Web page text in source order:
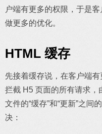
户端有更多的权限，于是
做更多的优化。
HTML 缓存
先接着缓存说，在客户端
拦截 H5 页面的所有请求，
文件的“缓存”和“更新”之间
决：